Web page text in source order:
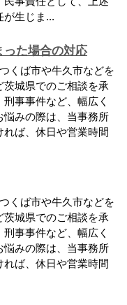
が生じま...
った場合の対応
くば市や牛久市などを
城県でのご相談を承
事事件など、幅広く
悩みの際は、当事務所
れば、休日や営業時間
くば市や牛久市などを
城県でのご相談を承
事事件など、幅広く
悩みの際は、当事務所
れば、休日や営業時間